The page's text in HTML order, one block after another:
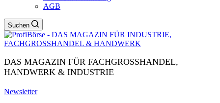
AGB
Suchen
DAS MAGAZIN FÜR FACHGROSSHANDEL,
HANDWERK & INDUSTRIE
Newsletter